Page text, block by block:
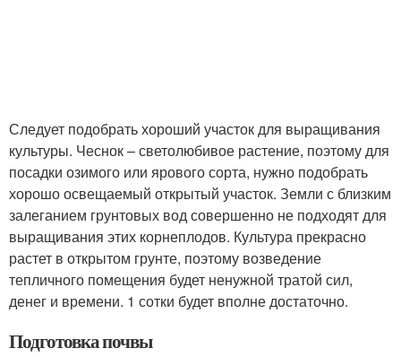
Следует подобрать хороший участок для выращивания
культуры. Чеснок – светолюбивое растение, поэтому для
посадки озимого или ярового сорта, нужно подобрать
хорошо освещаемый открытый участок. Земли с близким
залеганием грунтовых вод совершенно не подходят для
выращивания этих корнеплодов. Культура прекрасно
растет в открытом грунте, поэтому возведение
тепличного помещения будет ненужной тратой сил,
денег и времени. 1 сотки будет вполне достаточно.
Подготовка почвы